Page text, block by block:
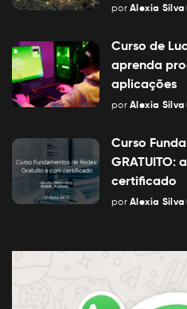
Posted
por Alexia Silva
Curso de
aprenda
aplicações
Posted
por Alexia Silva
Curso
GRATUITO:
certificado
Posted
por Alexia Silva